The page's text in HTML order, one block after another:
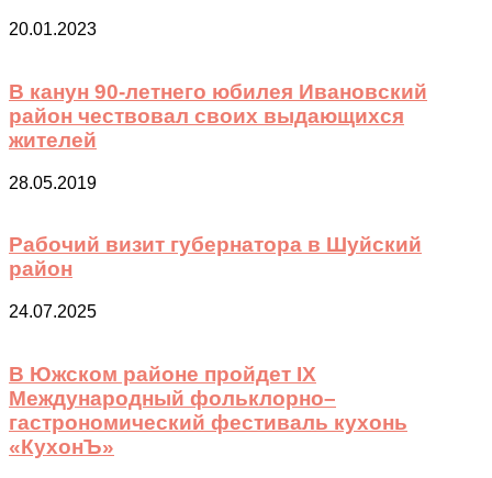
20.01.2023
В канун 90-летнего юбилея Ивановский
район чествовал своих выдающихся
жителей
28.05.2019
Рабочий визит губернатора в Шуйский
район
24.07.2025
В Южском районе пройдет IX
Международный фольклорно–
гастрономический фестиваль кухонь
«КухонЪ»